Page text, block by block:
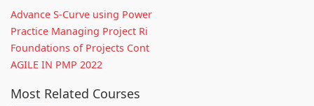
Advance S-Curve using Power
Practice Managing Project Ri
Foundations of Projects Cont
AGILE IN PMP 2022
Most Related Courses